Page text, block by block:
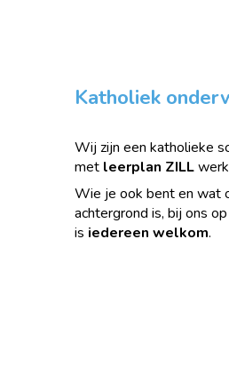
Katholiek
Wij zijn een katholieke
met leerplan ZILL
Wie je ook bent en wat
achtergrond is, bij ons
is iedereen welkom.